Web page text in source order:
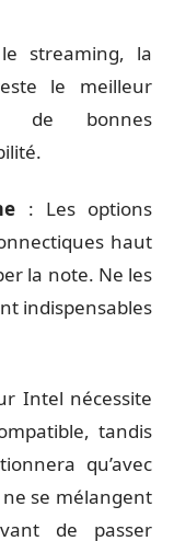
streaming, la
le meilleur
de bonnes
: Les options
haut
la note. Ne les
indispensables
Intel nécessite
tandis
qu’avec
se mélangent
de passer